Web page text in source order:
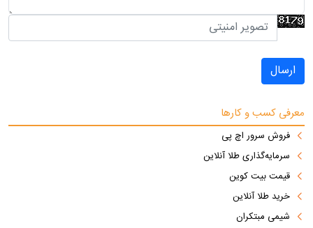
ارسال
معرفی کسب و کارها
فروش سرور اچ پی
سرمایه‌گذاری طلا آنلاین
قیمت بیت کوین
خرید طلا آنلاین
شیمی مبتکران